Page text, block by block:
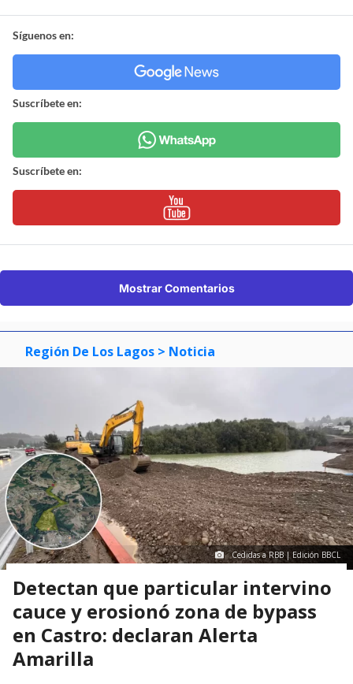
Síguenos en:
Suscríbete en:
Suscríbete en:
Mostrar Comentarios
Región De Los Lagos > Noticia
Cedidas a RBB | Edición BBCL
Detectan que particular intervino
cauce y erosionó zona de bypass
en Castro: declaran Alerta
Amarilla